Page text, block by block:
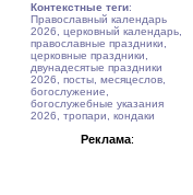
Контекстные теги:
Православный календарь
2026, церковный календарь,
православные праздники,
церковные праздники,
двунадесятые праздники
2026, посты, месяцеслов,
богослужение,
богослужебные указания
2026, тропари, кондаки
Реклама: